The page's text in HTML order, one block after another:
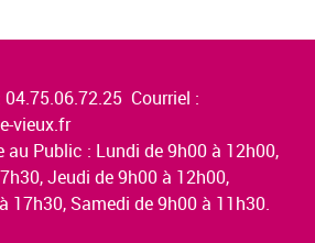
04.75.06.72.25 Courriel :
vieux.fr
au Public : Lundi de 9h00 à 12h00,
Jeudi de 9h00 à 12h00,
17h30, Samedi de 9h00 à 11h30.